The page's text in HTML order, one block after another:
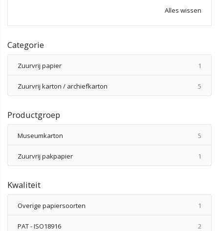
Alles wissen
Categorie
Zuurvrij papier 1
Zuurvrij karton / archiefkarton 5
Productgroep
Museumkarton 5
Zuurvrij pakpapier 1
Kwaliteit
Overige papiersoorten 1
PAT - ISO18916 2